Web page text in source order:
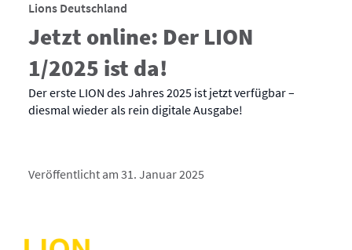
Lions Deutschland
Jetzt online: Der LION
1/2025 ist da!
Der erste LION des Jahres 2025 ist jetzt verfügbar –
diesmal wieder als rein digitale Ausgabe!
Veröffentlicht am 31. Januar 2025